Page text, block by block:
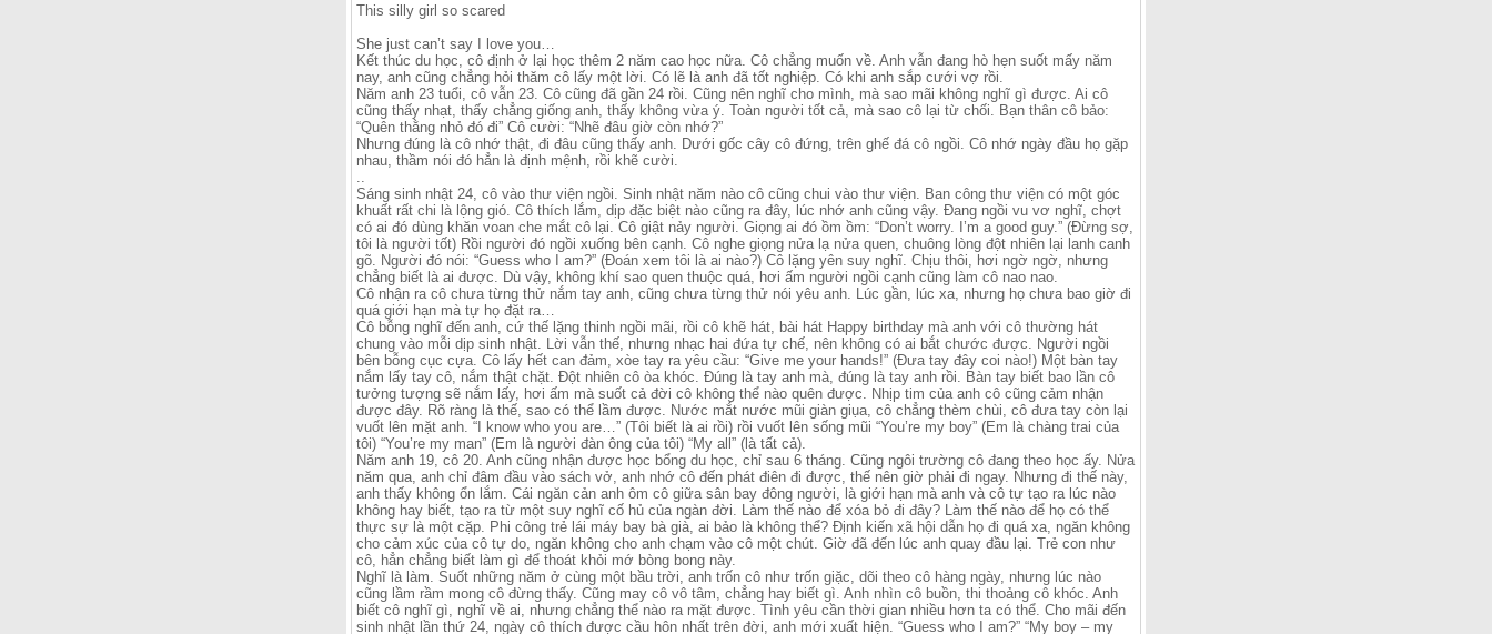
This silly girl so scared
She just can’t say I love you…
Kết thúc du học, cô định ở lại học thêm 2 năm cao học nữa. Cô chẳng muốn về. Anh vẫn đang hò hẹn suốt mấy năm
nay, anh cũng chẳng hỏi thăm cô lấy một lời. Có lẽ là anh đã tốt nghiệp. Có khi anh sắp cưới vợ rồi.
Năm anh 23 tuổi, cô vẫn 23. Cô cũng đã gần 24 rồi. Cũng nên nghĩ cho mình, mà sao mãi không nghĩ gì được. Ai cô
cũng thấy nhạt, thấy chẳng giống anh, thấy không vừa ý. Toàn người tốt cả, mà sao cô lại từ chối. Bạn thân cô bảo:
“Quên thằng nhỏ đó đi” Cô cười: “Nhẽ đâu giờ còn nhớ?”
Nhưng đúng là cô nhớ thật, đi đâu cũng thấy anh. Dưới gốc cây cô đứng, trên ghế đá cô ngồi. Cô nhớ ngày đầu họ gặp
nhau, thầm nói đó hẳn là định mệnh, rồi khẽ cười.
Sáng sinh nhật 24, cô vào thư viện ngồi. Sinh nhật năm nào cô cũng chui vào thư viện. Ban công thư viện có một góc
khuất rất chi là lộng gió. Cô thích lắm, dịp đặc biệt nào cũng ra đây, lúc nhớ anh cũng vậy. Đang ngồi vu vơ nghĩ, chợt
có ai đó dùng khăn voan che mắt cô lại. Cô giật nảy người. Giọng ai đó ồm ồm: “Don’t worry. I’m a good guy.” (Đừng sợ,
tôi là người tốt) Rồi người đó ngồi xuống bên cạnh. Cô nghe giọng nửa lạ nửa quen, chuông lòng đột nhiên lại lanh canh
gõ. Người đó nói: “Guess who I am?” (Đoán xem tôi là ai nào?) Cô lặng yên suy nghĩ. Chịu thôi, hơi ngờ ngờ, nhưng
chẳng biết là ai được. Dù vậy, không khí sao quen thuộc quá, hơi ấm người ngồi cạnh cũng làm cô nao nao.
Cô nhận ra cô chưa từng thử nắm tay anh, cũng chưa từng thử nói yêu anh. Lúc gần, lúc xa, nhưng họ chưa bao giờ đi
quá giới hạn mà tự họ đặt ra…
Cô bỗng nghĩ đến anh, cứ thế lặng thinh ngồi mãi, rồi cô khẽ hát, bài hát Happy birthday mà anh với cô thường hát
chung vào mỗi dịp sinh nhật. Lời vẫn thế, nhưng nhạc hai đứa tự chế, nên không có ai bắt chước được. Người ngồi
bên bỗng cục cựa. Cô lấy hết can đảm, xòe tay ra yêu cầu: “Give me your hands!” (Đưa tay đây coi nào!) Một bàn tay
nắm lấy tay cô, nắm thật chặt. Đột nhiên cô òa khóc. Đúng là tay anh mà, đúng là tay anh rồi. Bàn tay biết bao lần cô
tưởng tượng sẽ nắm lấy, hơi ấm mà suốt cả đời cô không thể nào quên được. Nhịp tim của anh cô cũng cảm nhận
được đây. Rõ ràng là thế, sao có thể lầm được. Nước mắt nước mũi giàn giụa, cô chẳng thèm chùi, cô đưa tay còn lại
vuốt lên mặt anh. “I know who you are…” (Tôi biết là ai rồi) rồi vuốt lên sống mũi “You’re my boy” (Em là chàng trai của
tôi) “You’re my man” (Em là người đàn ông của tôi) “My all” (là tất cả).
Năm anh 19, cô 20. Anh cũng nhận được học bổng du học, chỉ sau 6 tháng. Cũng ngôi trường cô đang theo học ấy. Nửa
năm qua, anh chỉ đâm đầu vào sách vở, anh nhớ cô đến phát điên đi được, thế nên giờ phải đi ngay. Nhưng đi thế này,
anh thấy không ổn lắm. Cái ngăn cản anh ôm cô giữa sân bay đông người, là giới hạn mà anh và cô tự tạo ra lúc nào
không hay biết, tạo ra từ một suy nghĩ cố hủ của ngàn đời. Làm thế nào để xóa bỏ đi đây? Làm thế nào để họ có thể
thực sự là một cặp. Phi công trẻ lái máy bay bà già, ai bảo là không thể? Định kiến xã hội dẫn họ đi quá xa, ngăn không
cho cảm xúc của cô tự do, ngăn không cho anh chạm vào cô một chút. Giờ đã đến lúc anh quay đầu lại. Trẻ con như
cô, hẳn chẳng biết làm gì để thoát khỏi mớ bòng bong này.
Nghĩ là làm. Suốt những năm ở cùng một bầu trời, anh trốn cô như trốn giặc, dõi theo cô hàng ngày, nhưng lúc nào
cũng lầm rầm mong cô đừng thấy. Cũng may cô vô tâm, chẳng hay biết gì. Anh nhìn cô buồn, thi thoảng cô khóc. Anh
biết cô nghĩ gì, nghĩ về ai, nhưng chẳng thể nào ra mặt được. Tình yêu cần thời gian nhiều hơn ta có thể. Cho mãi đến
sinh nhật lần thứ 24, ngày cô thích được cầu hôn nhất trên đời, anh mới xuất hiện. “Guess who I am?” “My boy – my